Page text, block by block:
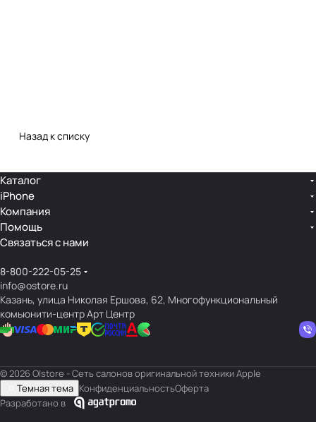
Назад к списку
Каталог
iPhone
Компания
Помощь
Связаться с нами
8-800-222-05-25
info@ostore.ru
Казань, улица Николая Ершова, 62, Многофункциональный
комьюнити-центр Арт Центр
© 2026 O|store - Сеть салонов оригинальной техники Apple
Темная тема КонфиденциальностьОферта
Разработано в